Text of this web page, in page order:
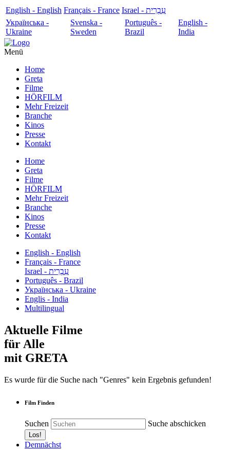
English - English Français - France
עִבְרִית - Israel
Українська -
Ukraine
Svenska -
Sweden
Português -
Brazil
English -
India
Menü
Home
Greta
Filme
HÖRFILM
Mehr Freizeit
Branche
Kinos
Presse
Kontakt
Home
Greta
Filme
HÖRFILM
Mehr Freizeit
Branche
Kinos
Presse
Kontakt
English - English
Français - France
עִבְרִית - Israel
Português - Brazil
Українська - Ukraine
Englis - India
Multilingual
Aktuelle Filme
für Alle
mit GRETA
Es wurde für die Suche nach "Genres" kein Ergebnis gefunden!
Film Finden
Suchen Suche abschicken
Demnächst